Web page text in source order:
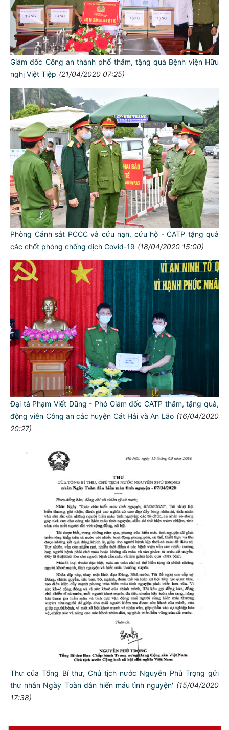
Giám đốc Công an thành phố thăm, tặng quà Bệnh viện Hữu
nghị Việt Tiệp (21/04/2020 07:25)
Phòng Cảnh sát PCCC và cứu nạn, cứu hộ - CATP tặng quà
các chốt phòng chống dịch Covid-19 (18/04/2020 15:00)
Đại tá Phạm Viết Dũng - Phó Giám đốc CATP thăm, tặng quà,
động viên Công an các huyện Cát Hải và An Lão (16/04/2020
20:27)
Thư của Tổng Bí thư, Chủ tịch nước Nguyễn Phú Trọng gửi
thư nhân Ngày 'Toàn dân hiến máu tình nguyện' (15/04/2020
17:38)